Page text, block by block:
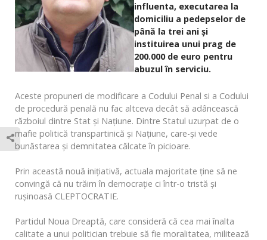
influenta, executarea la
domiciliu a pedepselor de
până la trei ani și
instituirea unui prag de
200.000 de euro pentru
abuzul în serviciu.
Aceste propuneri de modificare a Codului Penal si a Codului
de procedură penală nu fac altceva decât să adâncească
războiul dintre Stat și Națiune. Dintre Statul uzurpat de o
mafie politică transpartinică și Națiune, care-și vede
bunăstarea și demnitatea călcate în picioare.
Prin această nouă inițiativă, actuala majoritate ține să ne
convingă că nu trăim în democrație ci într-o tristă și
rușinoasă CLEPTOCRATIE.
Partidul Noua Dreaptă, care consideră că cea mai înalta
calitate a unui politician trebuie să fie moralitatea, militează